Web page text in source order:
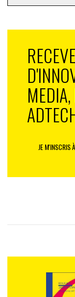
JE M'INSCRIS